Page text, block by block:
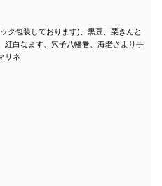
包装しております)、黒豆、栗きんと
紅白なます、穴子八幡巻、海老さより手
リネ